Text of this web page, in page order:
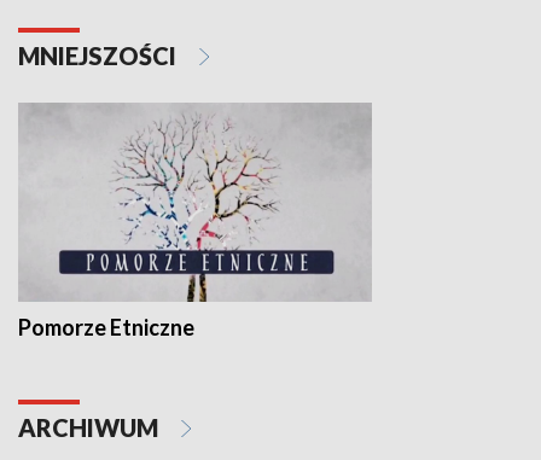
MNIEJSZOŚCI
Pomorze Etniczne
ARCHIWUM